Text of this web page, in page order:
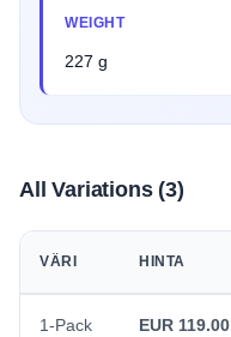
WEIGHT
227 g
All Variations (3)
VÄRI HINTA
1-Pack EUR 119.00